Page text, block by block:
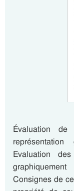
Évaluation
Evaluation
Consignes de